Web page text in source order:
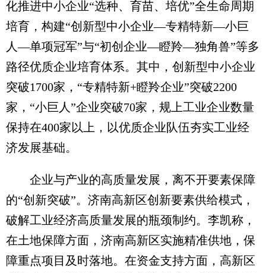
化推进中小企业“选种、育苗、培优”全生命周期
培育，构建“创新型中小企业—专精特新—小巨
人—单项冠军”与“初创企业—瞪羚—独角兽”等多
路径优质企业培育体系。其中，创新型中小企业
突破1700家，“专精特新+瞪羚企业”突破2200
家，“小巨人”企业突破70家，规上工业企业数量
保持在400家以上，以优质企业队伍夯实工业经
济发展基础。
企业与产业的高质量发展，离不开要素保障
的“创新突破”。济南高新区创新要素供给模式，
破解工业经济高质量发展的瓶颈制约。李凯称，
在土地保障方面，济南高新区实施精准供地，保
障重点项目及时落地。在资金支持方面，高新区